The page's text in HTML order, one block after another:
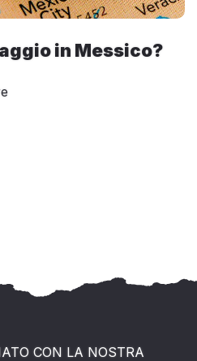
in Messico?
CON LA NOSTRA